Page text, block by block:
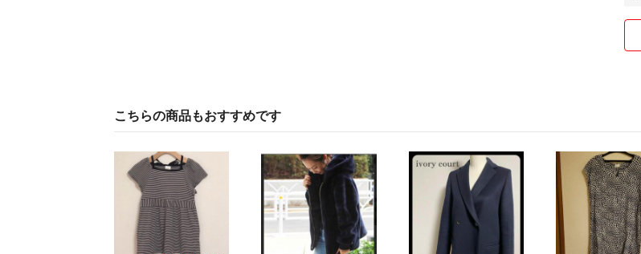
こちらの商品もおすすめです